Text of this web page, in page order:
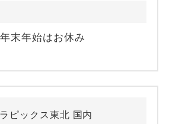
末年始はお休み
ピックス東北 国内